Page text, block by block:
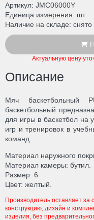
Артикул JMC06000Y
Единица измерения
шт
Наличие на складе снято
Актуальную цену
Описание
Мяч
баскетбольный
для игры в баскетбол на
игр и тренировок в
команд.
Материал наружного
Материал камеры: бутил.
Размер: 6
Цвет: желтый.
Производитель оставляет за
конструкцию, дизайн и
изделия, без